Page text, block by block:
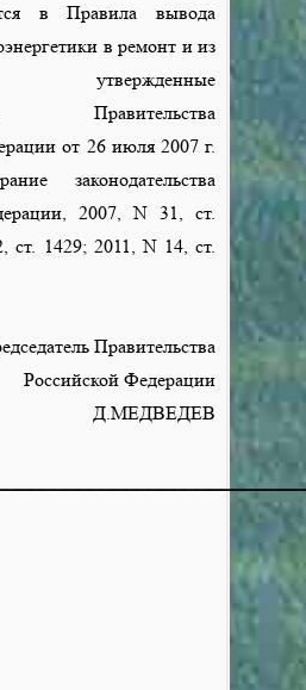
в Правила вывода
в ремонт и из
утвержденные
Правительства
от 26 июля 2007 г.
законодательства
2007, N 31, ст.
ст. 1429; 2011, N 14, ст.
Правительства
Российской Федерации
Д.МЕДВЕДЕВ